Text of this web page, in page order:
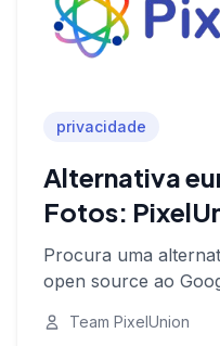
privacidade
Alternativa
Fotos:
Procura uma
open source ao
Europa com
Team PixelUnion